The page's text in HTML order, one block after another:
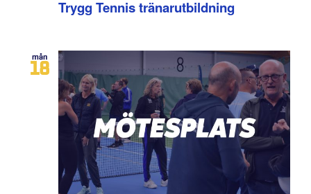
Trygg Tennis tränarutbildning
mån
18